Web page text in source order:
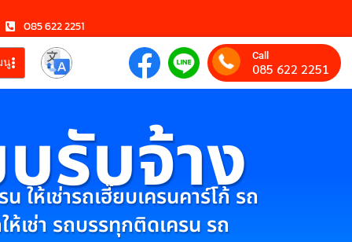
085 622 2251
นู Call
085 622 2251
รับจ้าง
ให้เช่ารถเฮี๊ยบเครนคาร์โก้ รถ
ห้เช่า รถบรรทุกติดเครน รถ